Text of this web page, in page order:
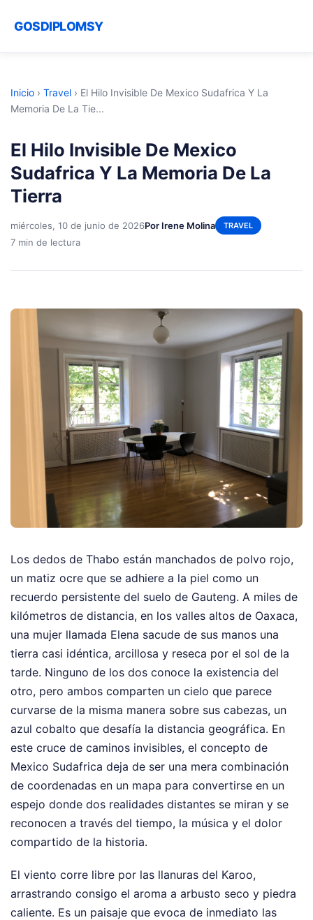
GOSDIPLOMSY
Inicio › Travel › El Hilo Invisible De Mexico Sudafrica Y La
Memoria De La Tie...
El Hilo Invisible De Mexico
Sudafrica Y La Memoria De La
Tierra
miércoles, 10 de junio de 2026Por Irene Molina TRAVEL
7 min de lectura
Los dedos de Thabo están manchados de polvo rojo,
un matiz ocre que se adhiere a la piel como un
recuerdo persistente del suelo de Gauteng. A miles de
kilómetros de distancia, en los valles altos de Oaxaca,
una mujer llamada Elena sacude de sus manos una
tierra casi idéntica, arcillosa y reseca por el sol de la
tarde. Ninguno de los dos conoce la existencia del
otro, pero ambos comparten un cielo que parece
curvarse de la misma manera sobre sus cabezas, un
azul cobalto que desafía la distancia geográfica. En
este cruce de caminos invisibles, el concepto de
Mexico Sudafrica deja de ser una mera combinación
de coordenadas en un mapa para convertirse en un
espejo donde dos realidades distantes se miran y se
reconocen a través del tiempo, la música y el dolor
compartido de la historia.
El viento corre libre por las llanuras del Karoo,
arrastrando consigo el aroma a arbusto seco y piedra
caliente. Es un paisaje que evoca de inmediato las